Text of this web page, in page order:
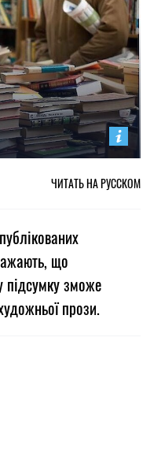
ЧИТАТЬ НА РУССКОМ
що
підсумку зможе
прози.